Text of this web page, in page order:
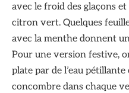
avec le froid des glaçons
citron vert. Quelques
avec la menthe donnent
Pour une version festive,
plate par de l’eau
concombre dans chaque